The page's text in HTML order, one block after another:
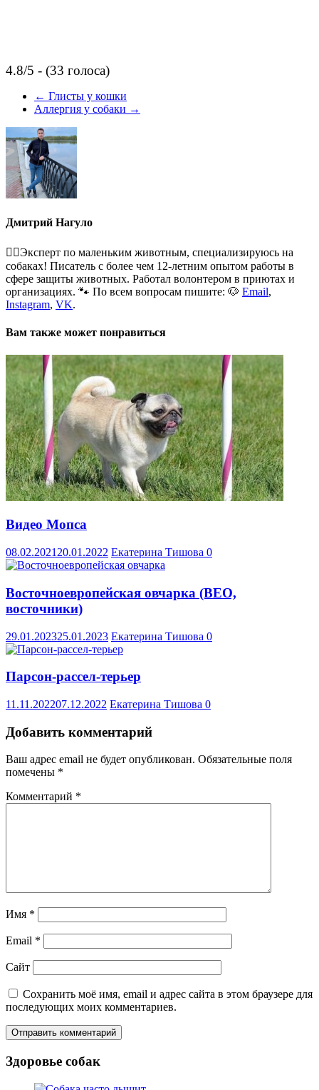
4.8/5 - (33 голоса)
← Глисты у кошки
Аллергия у собаки →
Дмитрий Нагуло
🐕‍🦺Эксперт по маленьким животным, специализируюсь на
собаках! Писатель с более чем 12-летним опытом работы в
сфере защиты животных. Работал волонтером в приютах и
организациях. 🐾 По всем вопросам пишите: 🐶 Email,
Instagram, VK.
Вам также может понравиться
Видео Мопса
08.02.2021 20.01.2022 Екатерина Тишова 0
Восточноевропейская овчарка (ВЕО,
восточники)
29.01.202325.01.2023 Екатерина Тишова 0
Парсон-рассел-терьер
11.11.202207.12.2022 Екатерина Тишова 0
Добавить комментарий
Ваш адрес email не будет опубликован. Обязательные поля
помечены *
Комментарий *
Имя *
Email *
Сайт
Сохранить моё имя, email и адрес сайта в этом браузере для
последующих моих комментариев.
Здоровье собак